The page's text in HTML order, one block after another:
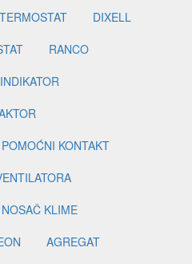
TERMOSTAT
DIXELL
RANCO
INDIKATOR
POMOĆNI KONTAKT
NOSAČ KLIME
AGREGAT